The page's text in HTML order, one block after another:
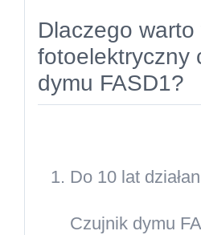
Dlaczego warto
fotoelektryczny
dymu FASD1?
Do 10 lat
Czujnik dymu